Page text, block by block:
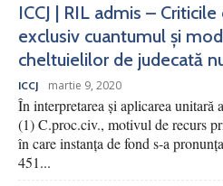
ICCJ | RIL admis –
exclusiv cuantumul și
cheltuielilor de judecată
ICCJ martie 9, 2020
În interpretarea și aplicarea
(1) C.proc.civ., motivul de recurs
în care instanța de fond s-a
451...